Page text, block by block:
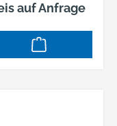
auf Anfrage